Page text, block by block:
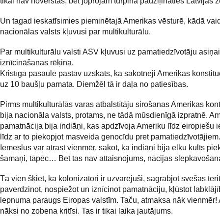
Un tagad ieskatīsimies pieminētajā Amerikas vēsturē, kādā
nacionālas valsts kļuvusi par multikulturālu.
Par multikulturālu valsti ASV kļuvusi uz pamatiedzīvotāju
iznīcināšanas rēķina.
Kristīgā pasaulē pastāv uzskats, ka sākotnēji Amerikas
uz 10 baušļu pamata. Diemžēl tā ir daļa no patiesības.
Pirms multikulturālās varas atbalstītāju sirošanas Amerikas
bija nacionāla valsts, protams, ne tādā mūsdienīgā izpratnē.
pamatnācija bija indiāņi, kas apdzīvoja Ameriku līdz eiropiešu
līdz ar to piekopjot masveida genocīdu pret pamatiedzīvotājiem.
Iemeslus var atrast vienmēr, sakot, ka indiāņi bija elku kults
šamaņi, tāpēc… Bet tas nav attaisnojums, nācijas
Tā vien šķiet, ka kolonizatori ir uzvarējuši, sagrābjot svešas
paverdzinot, nospiežot un iznīcinot pamatnāciju, kļūstot
lepnuma paraugs Eiropas valstīm. Taču, atmaksa nāk vienmēr!
nāksi no zobena kritīsi. Tas ir tikai laika jautājums.